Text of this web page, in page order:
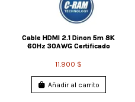
Cable HDMI 2.1 Dinon 5m 8K
60Hz 30AWG Certificado
11.900 $
Añadir al carrito